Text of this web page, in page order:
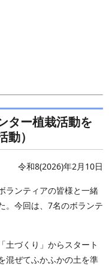
ター植栽活動を
）
令和8(2026)年2月10日
ランティアの皆様と一緒
。今回は、7名のボランテ
土づくり」からスタート
混ぜてふかふかの土を準